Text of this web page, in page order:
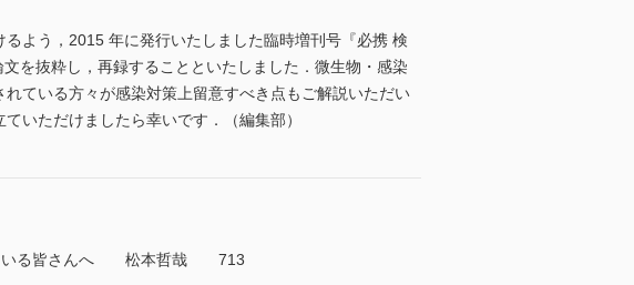
よう，2015 年に発行いたしました臨時増刊号『必携 検
を抜粋し，再録することといたしました．微生物・感染
ている方々が感染対策上留意すべき点もご解説いただい
いただけましたら幸いです．（編集部）
ている皆さんへ 松本哲哉 713